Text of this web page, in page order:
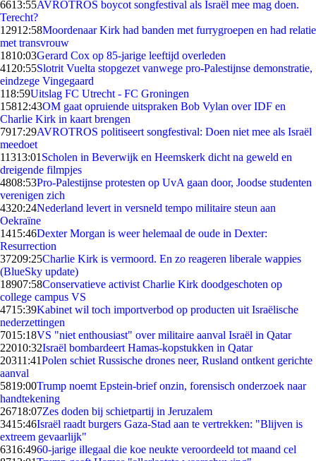
6613:55AVROTROS boycot songfestival als Israël mee mag doen.
Terecht?
12912:58Moordenaar Kirk had banden met furrygroepen en had relatie
met transvrouw
1810:03Gerard Cox op 85-jarige leeftijd overleden
41 20:55Slotrit Vuelta stopgezet vanwege pro-Palestijnse demonstratie,
eindzege Vingegaard
118:59Uitslag FC Utrecht - FC Groningen
15812:43OM gaat opruiende uitspraken Bob Vylan over IDF en
Charlie Kirk in kaart brengen
7917:29AVROTROS politiseert songfestival: Doen niet mee als Israël
meedoet
11313:01 Scholen in Beverwijk en Heemskerk dicht na geweld en
dreigende filmpjes
4808:53Pro-Palestijnse protesten op UvA gaan door, Joodse studenten
verenigen zich
4320:24Nederland levert in versneld tempo militaire steun aan
Oekraïne
1415:46Dexter Morgan is weer helemaal de oude in Dexter:
Resurrection
37209:25Charlie Kirk is vermoord. En zo reageren liberale wappies
(BlueSky update)
18907:58Conservatieve activist Charlie Kirk doodgeschoten op
college campus VS
4715:39Kabinet wil toch importverbod op producten uit Israëlische
nederzettingen
7015:18VS "niet enthousiast" over militaire aanval Israël in Qatar
22010:32Israël bombardeert Hamas-kopstukken in Qatar
20311:41Polen schiet Russische drones neer, Rusland ontkent gerichte
aanval
5819:00Trump noemt Epstein-brief onzin, forensisch onderzoek naar
handtekening
26718:07Zes doden bij schietpartij in Jeruzalem
3415:46Israël raadt burgers Gaza-Stad aan te vertrekken: "Blijven is
extreem gevaarlijk"
6316:4960-jarige illegaal die koe neukte veroordeeld tot maand cel